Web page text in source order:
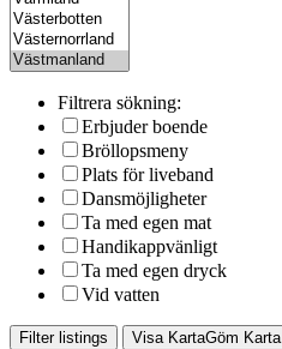
Filtrera sökning:
Erbjuder boende
Bröllopsmeny
Plats för liveband
Dansmöjligheter
Ta med egen mat
Handikappvänligt
Ta med egen dryck
Vid vatten
Filter listings Visa KartaGöm Karta